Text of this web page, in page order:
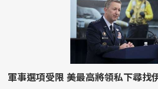
軍事選項受限 美最高將領私下尋找